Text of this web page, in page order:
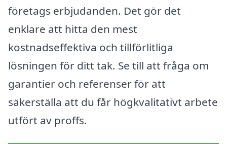
företags erbjudanden. Det gör det
enklare att hitta den mest
kostnadseffektiva och tillförlitliga
lösningen för ditt tak. Se till att fråga om
garantier och referenser för att
säkerställa att du får högkvalitativt arbete
utfört av proffs.